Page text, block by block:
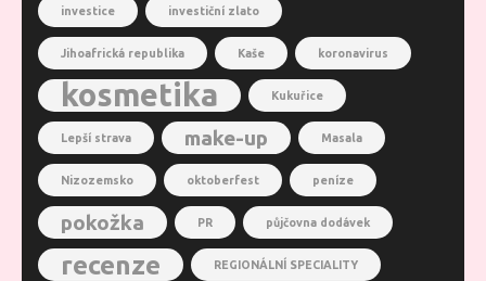
investice investiční zlato
Jihoafrická republika Kaše koronavirus
kosmetika Kukuřice
Lepší strava make-up Masala
Nizozemsko oktoberfest peníze
pokožka PR půjčovna dodávek
recenze REGIONÁLNÍ SPECIALITY